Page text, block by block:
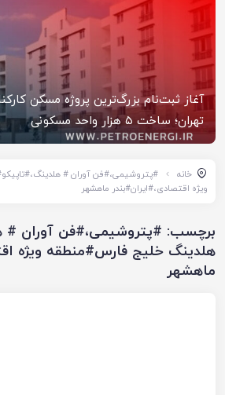
آغاز ثبت‌نام بزرگ‌ترین پروژه مسکن
تهران؛ ساخت ۵ هزار واحد مسکونی
خانه
#پتروشیمی،#فن آوران #
ویژه اقتصادی،#ایران#بندر ماهشهر
برچسب: #پتروشیمی،#فن آوران #
هلدینگ خلیج فارس#منطقه ویژه
ماهشهر